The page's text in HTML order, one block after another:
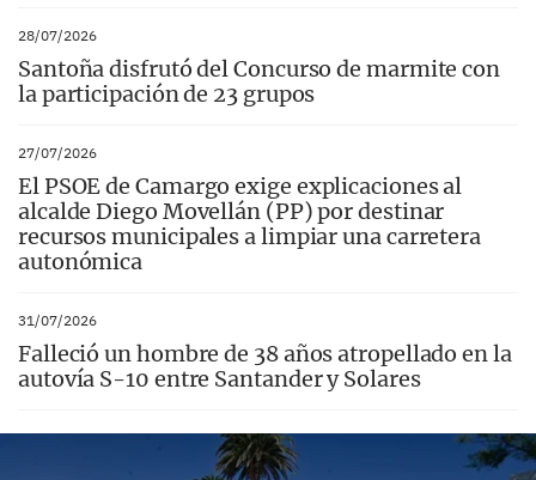
28/07/2026
Santoña disfrutó del Concurso de marmite con
la participación de 23 grupos
27/07/2026
El PSOE de Camargo exige explicaciones al
alcalde Diego Movellán (PP) por destinar
recursos municipales a limpiar una carretera
autonómica
31/07/2026
Falleció un hombre de 38 años atropellado en la
autovía S-10 entre Santander y Solares